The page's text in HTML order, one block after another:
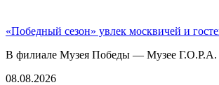
«Победный сезон» увлек москвичей и
В филиале Музея Победы — Музее Г.О.Р.А.
08.08.2026